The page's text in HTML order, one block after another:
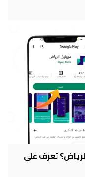
تعرف على